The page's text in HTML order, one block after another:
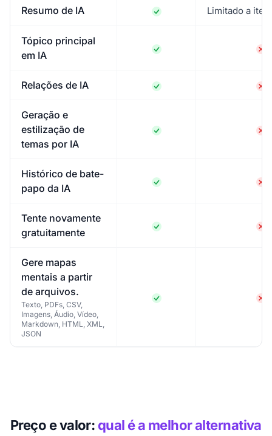
Resumo de IA Limitado a
Tópico principal
em IA
Relações de IA
Geração e
estilização de
temas por IA
Histórico de bate-
papo da IA
Tente novamente
gratuitamente
Gere mapas
mentais a partir
de arquivos.
Texto, PDFs, CSV,
Imagens, Áudio, Vídeo,
Markdown, HTML, XML,
JSON
Preço e valor: qual é a melhor alternativa